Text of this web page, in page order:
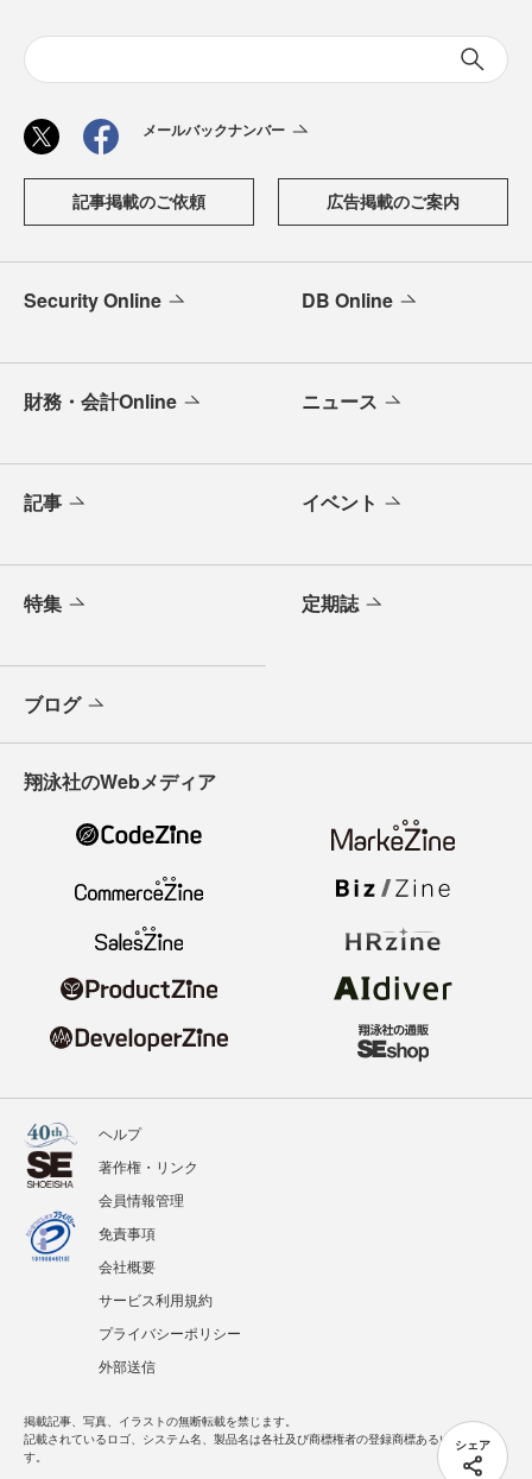
シェア
メールバックナンバー
記事掲載のご依頼 広告掲載のご案内
Security Online DB Online
財務・会計Online ニュース
記事 イベント
特集 定期誌
ブログ
翔泳社のWebメディア
ヘルプ
著作権・リンク
会員情報管理
免責事項
会社概要
サービス利用規約
プライバシーポリシー
外部送信
掲載記事、写真、イラストの無断転載を禁じます。
記載されているロゴ、システム名、製品名は各社及び商標権者の登録商標あるいは商標で
す。